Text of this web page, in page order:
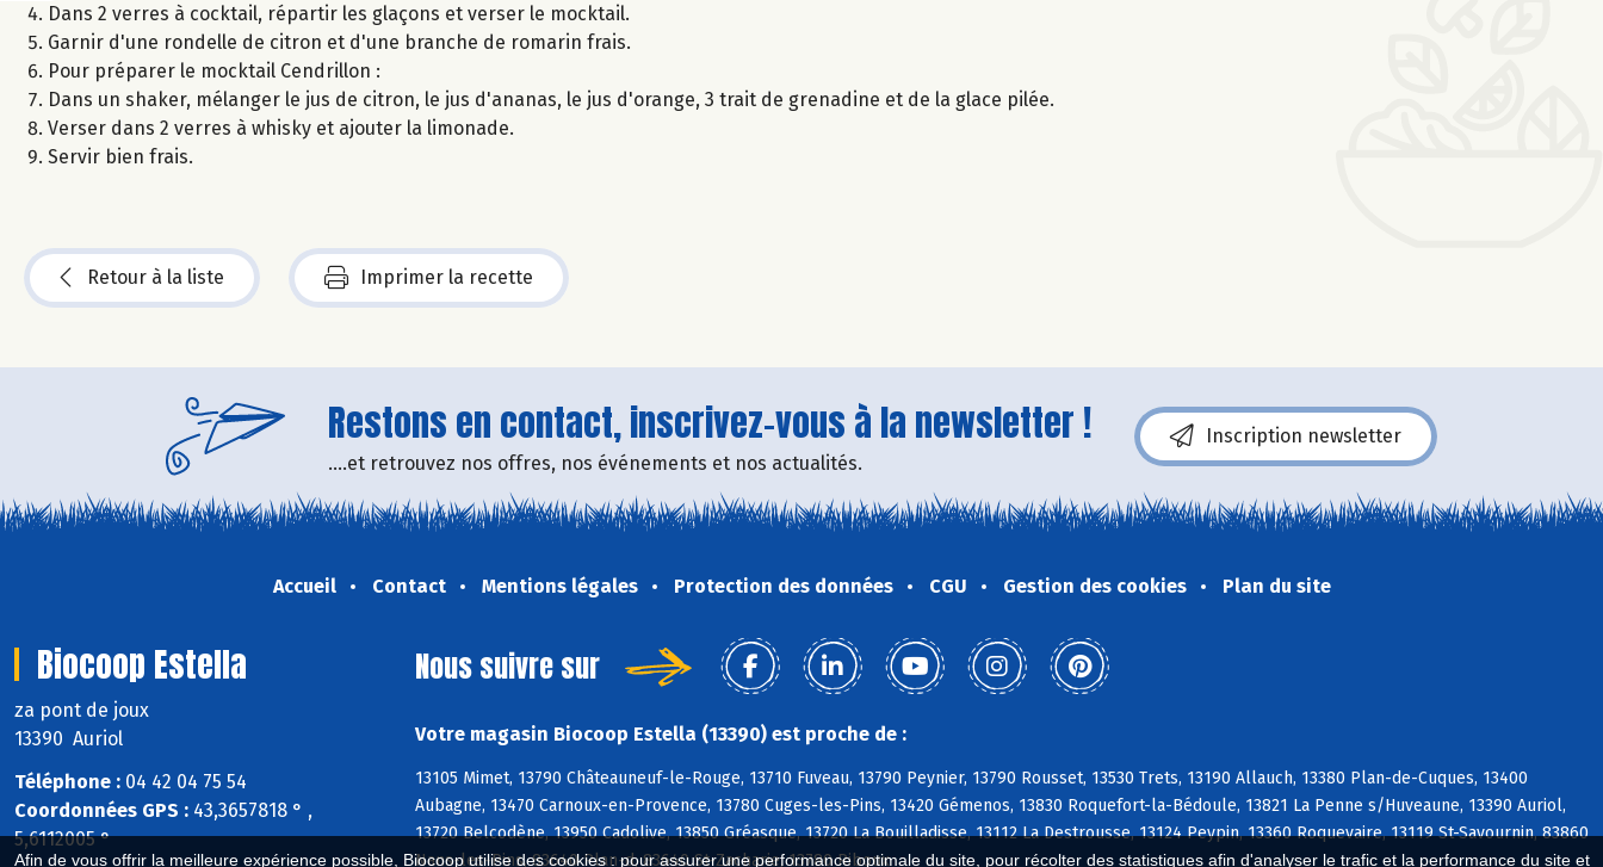
Afin de vous offrir la meilleure expérience possible, Biocoop utilise des cookies : pour assurer une performance optimale du site, pour récolter des statistiques afin d'analyser le trafic et la performance du site et
Dans 2 verres à cocktail, répartir les glaçons et verser le mocktail.
Garnir d'une rondelle de citron et d'une branche de romarin frais.
Pour préparer le mocktail Cendrillon :
Dans un shaker, mélanger le jus de citron, le jus d'ananas, le jus d'orange, 3 trait de grenadine et de la glace pilée.
Verser dans 2 verres à whisky et ajouter la limonade.
Servir bien frais.
Retour à la liste Imprimer la recette
Restons en contact, inscrivez-vous à la newsletter !
....et retrouvez nos offres, nos événements et nos actualités.
Inscription newsletter
Accueil Contact Mentions légales Protection des données CGU Gestion des cookies Plan du site
Biocoop Estella
za pont de joux
13390 Auriol
Téléphone : 04 42 04 75 54
Coordonnées GPS : 43,3657818 ° ,
5,6112005 °
Nous suivre sur
Votre magasin Biocoop Estella (13390) est proche de :
13105 Mimet, 13790 Châteauneuf-le-Rouge, 13710 Fuveau, 13790 Peynier, 13790 Rousset, 13530 Trets, 13190 Allauch, 13380 Plan-de-Cuques, 13400
Aubagne, 13470 Carnoux-en-Provence, 13780 Cuges-les-Pins, 13420 Gémenos, 13830 Roquefort-la-Bédoule, 13821 La Penne s/Huveaune, 13390 Auriol,
13720 Belcodène, 13950 Cadolive, 13850 Gréasque, 13720 La Bouilladisse, 13112 La Destrousse, 13124 Peypin, 13360 Roquevaire, 13119 St-Savournin, 83860
Nans-les-Pins, 83640 Plan-d, 83640 St-Zacharie, 13780 Riboux